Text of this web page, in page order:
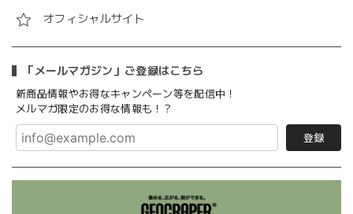
オフィシャルサイト
「メールマガジン」ご登録はこちら
新商品情報やお得なキャンペーン等を配信中！
メルマガ限定のお得な情報も！？
登録